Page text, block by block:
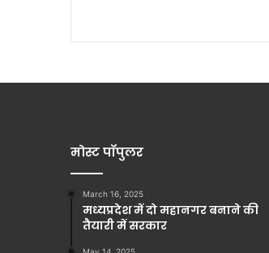
मोस्ट पॉपुलर
March 16, 2025
मध्यप्रदेश में दो महानगर बनाने की
तैयारी में सरकार